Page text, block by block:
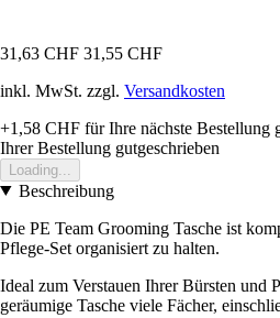
31,63 CHF 31,55 CHF
inkl. MwSt. zzgl. Versandkosten
+1,58 CHF für Ihre nächste Bestellung
Ihrer Bestellung gutgeschrieben
Loading...
Beschreibung
Die PE Team Grooming Tasche ist
Pflege-Set organisiert zu halten.
Ideal zum Verstauen Ihrer Bürsten und
geräumige Tasche viele Fächer,